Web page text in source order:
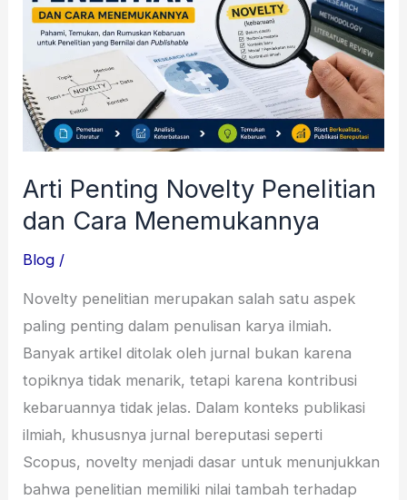
Arti Penting Novelty Penelitian
dan Cara Menemukannya
Blog /
Novelty penelitian merupakan salah satu aspek
paling penting dalam penulisan karya ilmiah.
Banyak artikel ditolak oleh jurnal bukan karena
topiknya tidak menarik, tetapi karena kontribusi
kebaruannya tidak jelas. Dalam konteks publikasi
ilmiah, khususnya jurnal bereputasi seperti
Scopus, novelty menjadi dasar untuk menunjukkan
bahwa penelitian memiliki nilai tambah terhadap
Penelitian
dan
Menemukannya